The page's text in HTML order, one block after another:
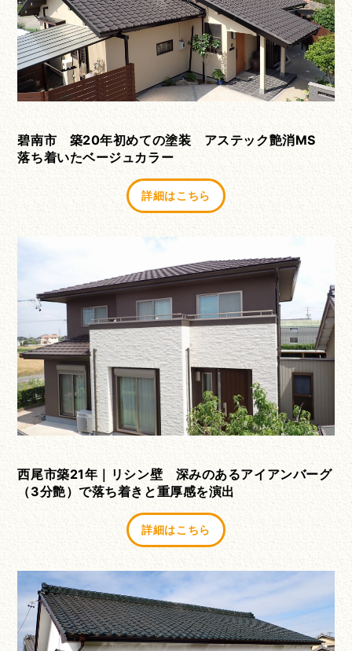
碧南市 築20年初めての塗装 アステック艶消MS
落ち着いたベージュカラー
詳細はこちら
西尾市築21年｜リシン壁 深みのあるアイアンバーグ
（3分艶）で落ち着きと重厚感を演出
詳細はこちら